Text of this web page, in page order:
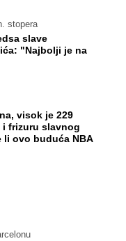
stopera
slave
"Najbolji je na
visok je 229
i frizuru slavnog
li ovo buduća NBA